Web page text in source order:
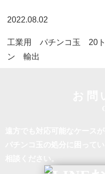
2022.08.02
工業用 パチンコ玉 20ト
ン 輸出
相談ください。